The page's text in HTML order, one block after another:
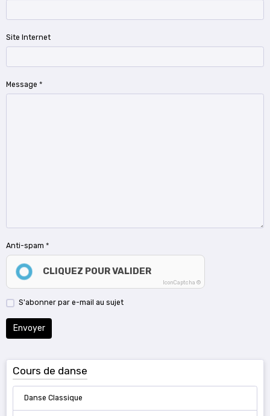
Site Internet
Message
Anti-spam
CLIQUEZ POUR VALIDER
IconCaptcha ©
S'abonner par e-mail au sujet
Envoyer
Cours de danse
Danse Classique